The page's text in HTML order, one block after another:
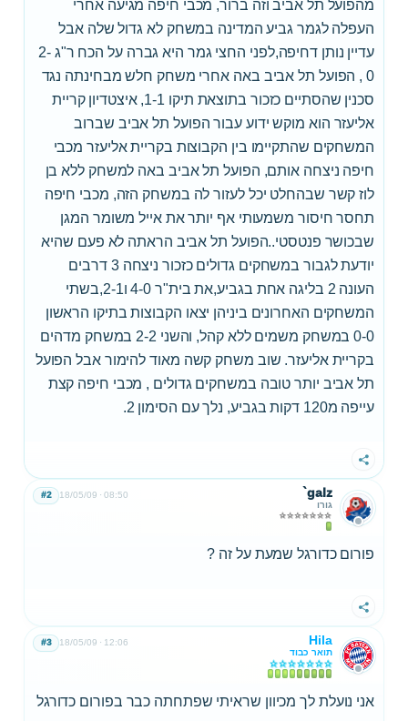
מהפועל תל אביב וזה ברור, מכבי חיפה מגיעה אחרי
העפלה לגמר גביע המדינה במשחק לא גדול שלה אבל
עדיין נותן דחיפה,לפני החצי גמר היא גברה על הכח ר"ג 2-
0 , הפועל תל אביב באה אחרי משחק חלש מבחינתה נגד
סכנין שהסתיים כזכור בתוצאת תיקו 1-1, איצטדיון קריית
אליעזר הוא מוקש ידוע עבור הפועל תל אביב שברוב
המשחקים שהתקיימו בין הקבוצות בקריית אליעזר מכבי
חיפה ניצחה אותם, הפועל תל אביב באה למשחק ללא בן
לוז קשר שבהחלט יכל לעזור לה במשחק הזה, מכבי חיפה
תחסר חיסור משמעותי אף יותר את אייל משומר המגן
שבכושר פנטסטי..הפועל תל אביב הראתה לא פעם שהיא
יודעת לגבור במשחקים גדולים כזכור ניצחה 3 דרבים
העונה 2 בליגה אחת בגביע,את בית"ר 4-0 ו2-1,בשתי
המשחקים האחרונים ביניהן יצאו הקבוצות בתיקו הראשון
0-0 במשחק משמים ללא קהל, והשני 2-2 במשחק מדהים
בקריית אליעזר. שוב משחק קשה מאוד להימור אבל הפועל
תל אביב יותר טובה במשחקים גדולים , מכבי חיפה קצת
עייפה מ120 דקות בגביע, נלך עם הסימון 2.
שתף
`galz
גורו
18/05/09 08:50
#2
פורום כדורגל שמעת על זה ?
שתף
Hila
תואר כבוד
18/05/09 12:06
#3
אני נועלת לך מכיוון שראיתי שפתחתה כבר בפורום כדורגל